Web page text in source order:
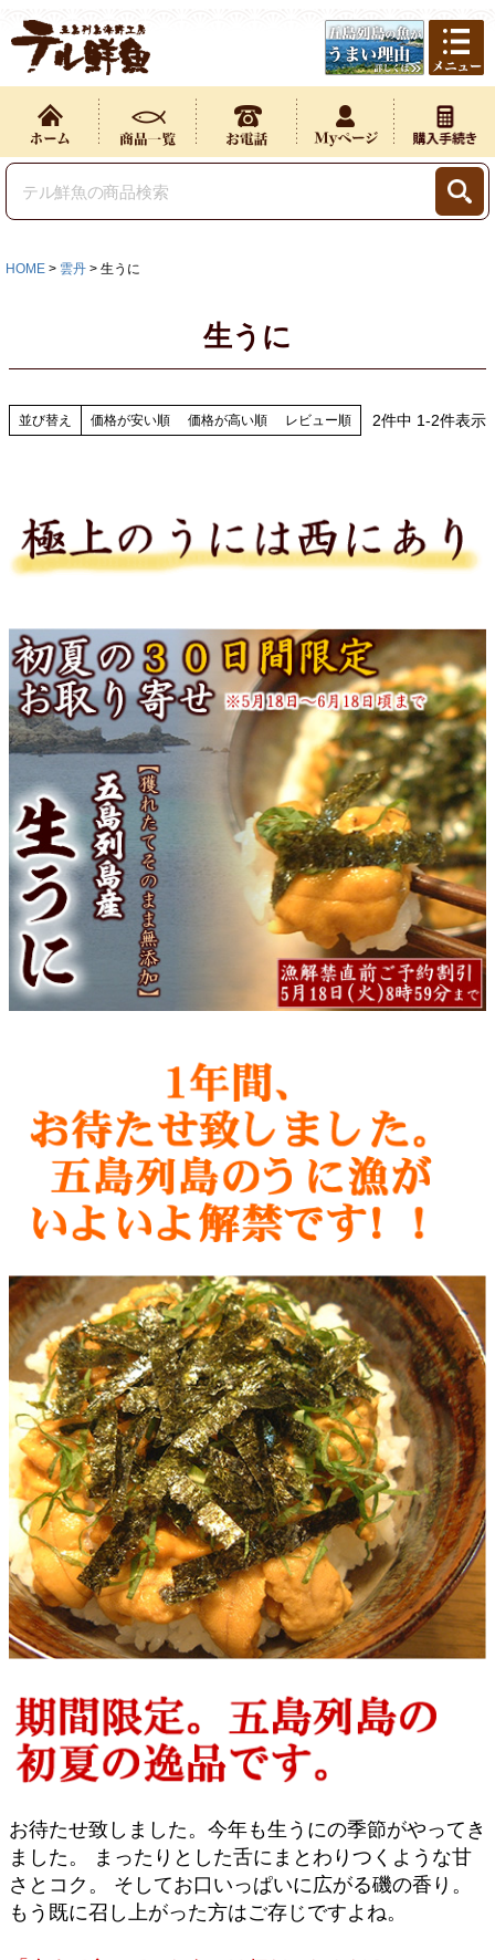
HOME 雲丹 生うに
生うに
並び替え 価格が安い順 価格が高い順 レビュー順 2件中 1-2件表示
お待たせ致しました。今年も生うにの季節がやってき
ました。 まったりとした舌にまとわりつくような甘
さとコク。 そしてお口いっぱいに広がる磯の香り。
もう既に召し上がった方はご存じですよね。